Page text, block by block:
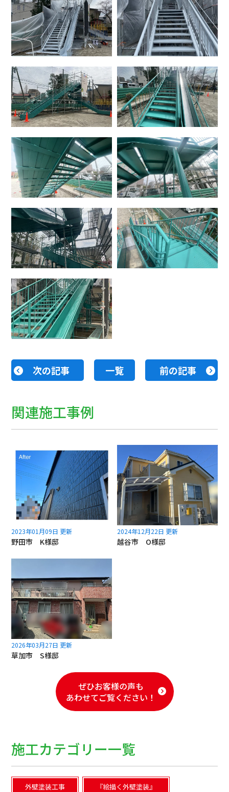
次の記事 一覧 前の記事
関連施工事例
2023年01月09日 更新
野田市 K様邸
2024年12月22日 更新
越谷市 O様邸
2026年03月27日 更新
草加市 S様邸
ぜひお客様の声も
あわせてご覧ください！
施工カテゴリー一覧
外壁塗装工事 『絵描く外壁塗装』